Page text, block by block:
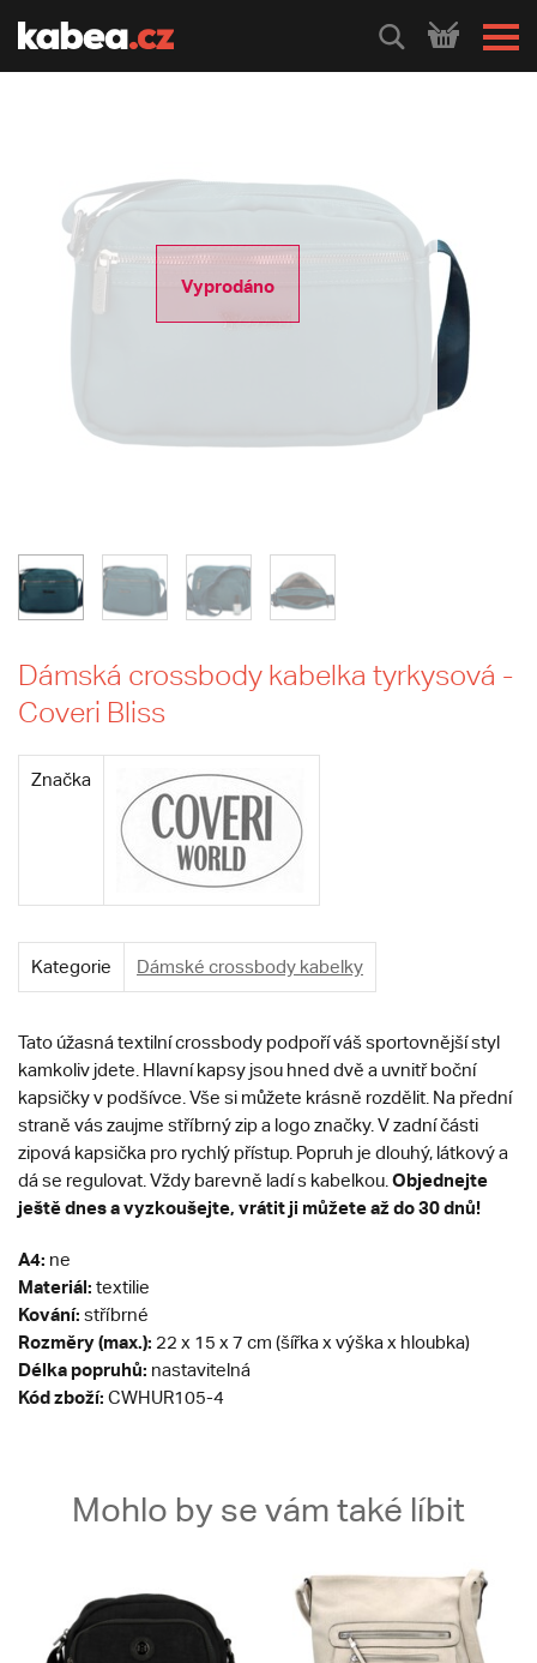
HLEDEJ
Vyprodáno
Dámská crossbody kabelka tyrkysová -
Coveri Bliss
Značka
Kategorie Dámské crossbody kabelky
Tato úžasná textilní crossbody podpoří váš sportovnější styl
kamkoliv jdete. Hlavní kapsy jsou hned dvě a uvnitř boční
kapsičky v podšívce. Vše si můžete krásně rozdělit. Na přední
straně vás zaujme stříbrný zip a logo značky. V zadní části
zipová kapsička pro rychlý přístup. Popruh je dlouhý, látkový a
dá se regulovat. Vždy barevně ladí s kabelkou. Objednejte
ještě dnes a vyzkoušejte, vrátit ji můžete až do 30 dnů!
A4: ne
Materiál: textilie
Kování: stříbrné
Rozměry (max.): 22 x 15 x 7 cm (šířka x výška x hloubka)
Délka popruhů: nastavitelná
Kód zboží: CWHUR105-4
Mohlo by se vám také líbit